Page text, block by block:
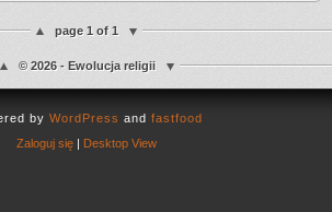
page 1 of 1
© 2026 - Ewolucja religii
by WordPress and fastfood
Zaloguj się | Desktop View